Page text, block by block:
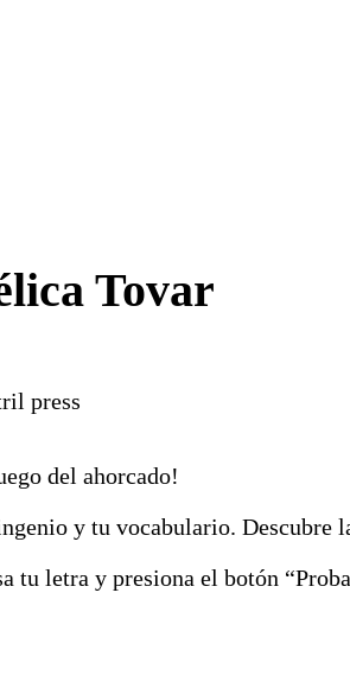
Tovar
del ahorcado!
y tu vocabulario. Descubre
tu letra y presiona el botón